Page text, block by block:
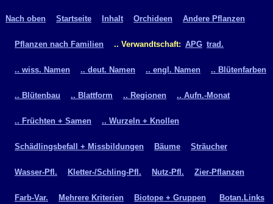
Nach oben Startseite Inhalt Orchideen Andere Pflanzen
Pflanzen nach Familien .. Verwandtschaft: APG trad.
.. wiss. Namen .. deut. Namen .. engl. Namen .. Blütenfarben
.. Blütenbau .. Blattform .. Regionen .. Aufn.-Monat
.. Früchten + Samen .. Wurzeln + Knollen
Schädlingsbefall + Missbildungen Bäume Sträucher
Wasser-Pfl. Kletter-/Schling-Pfl. Nutz-Pfl. Zier-Pflanzen
Farb-Var. Mehrere Kriterien Biotope + Gruppen Botan.Links